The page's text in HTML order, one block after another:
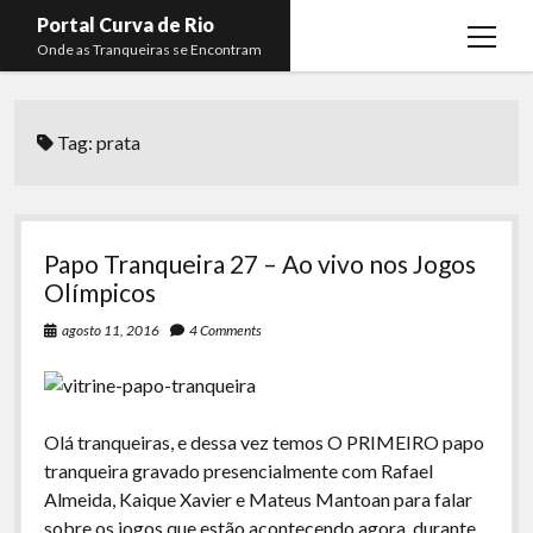
Portal Curva de Rio
Onde as Tranqueiras se Encontram
open
menu
Curva de Rio
Komos
La Siesta Podcast
Arquivo CDR
Papo Tranqueira
Membros
Lucas Oliveira
Kaique Xavier
Tag:prata
Papo Tranqueira 27 – Ao vivo nos Jogos
Olímpicos
agosto 11, 2016 4 Comments
Olá tranqueiras, e dessa vez temos O PRIMEIRO papo
tranqueira gravado presencialmente com Rafael
Almeida, Kaique Xavier e Mateus Mantoan para falar
sobre os jogos que estão acontecendo agora, durante